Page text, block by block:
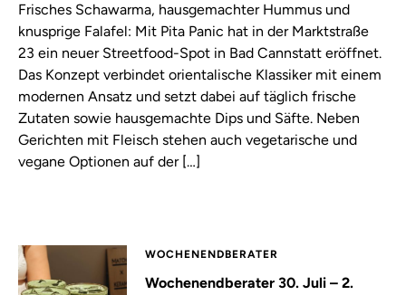
Frisches Schawarma, hausgemachter Hummus und
knusprige Falafel: Mit Pita Panic hat in der Marktstraße
23 ein neuer Streetfood-Spot in Bad Cannstatt eröffnet.
Das Konzept verbindet orientalische Klassiker mit einem
modernen Ansatz und setzt dabei auf täglich frische
Zutaten sowie hausgemachte Dips und Säfte. Neben
Gerichten mit Fleisch stehen auch vegetarische und
vegane Optionen auf der […]
WOCHENENDBERATER
Wochenendberater 30. Juli – 2.